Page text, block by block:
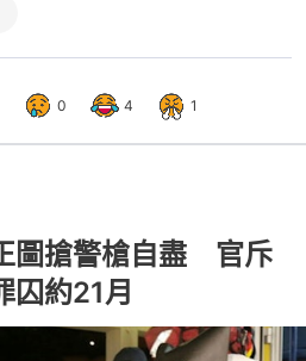
0 4 1
圖搶警槍自盡 官斥
約21月